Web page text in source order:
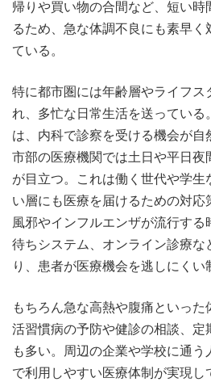
帰りや買い物の合間など、短い
るため、急な体調不良にも素早
ている。
特に都市圏には年齢層やライフ
れ、多忙な日常生活を送っている
は、内科で診察を受ける機会が
市部の医療機関では土日や平日夜
が目立つ。これは働く世代や学生
い層にも医療を届けるための対
風邪やインフルエンザが流行す
待ちシステム、オンライン診療な
り、患者が医療機会を逃しにくい
もちろん急な高熱や腹痛といっ
活習慣病の予防や健診の相談、定
も多い。周辺の企業や学校に通
で利用しやすい医療体制が実現